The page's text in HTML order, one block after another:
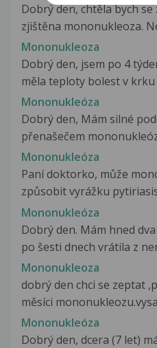
Dobrý den, chtěla bych
zjištěna mononukleoza.
Mononukleoza
Dobrý den, jsem po 4
měla teploty bolest v krku
Mononukleóza
Dobrý den, Mám silné
přenašečem
Mononukleóza
Paní doktorko, může
způsobit vyrážku
Mononukleóza
Dobrý den. Mám hned
po šesti dnech vrátila z
Mononukleoza
dobrý den chci se zeptat
měsíci
Mononukleóza
Dobrý den, dcera (7 let)